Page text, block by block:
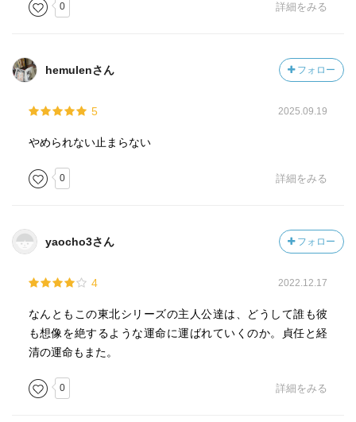
0 詳細をみる
hemulenさん フォロー
5 2025.09.19
やめられない止まらない
0 詳細をみる
yaocho3さん フォロー
4 2022.12.17
なんともこの東北シリーズの主人公達は、どうして誰も彼
も想像を絶するような運命に運ばれていくのか。貞任と経
清の運命もまた。
0 詳細をみる